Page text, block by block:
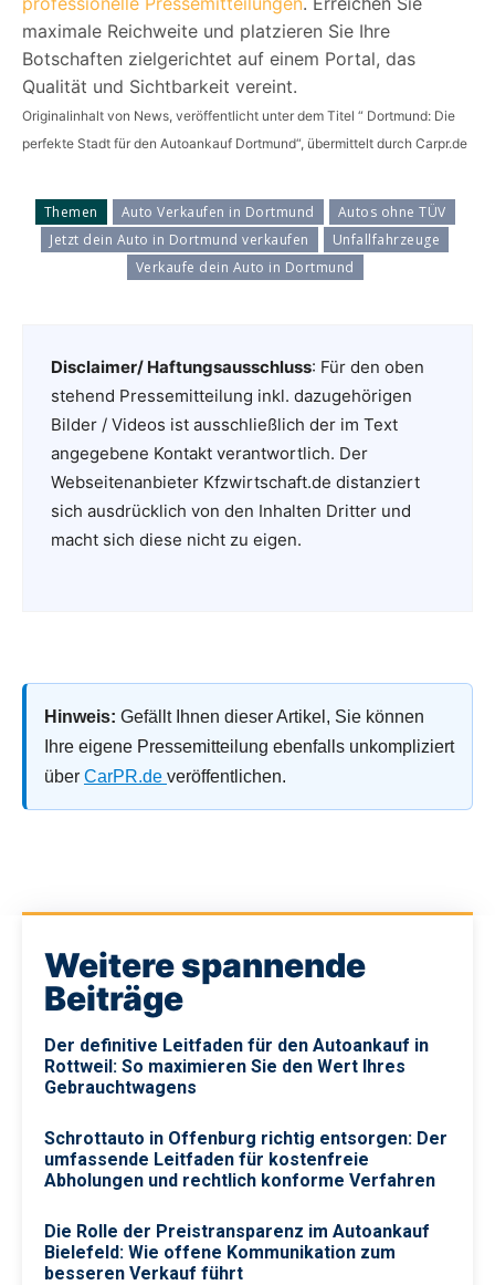
maximale Reichweite und platzieren Sie Ihre
Botschaften zielgerichtet auf einem Portal, das
Qualität und Sichtbarkeit vereint.
Originalinhalt von News, veröffentlicht unter dem Titel “ Dortmund: Die
perfekte Stadt für den Autoankauf Dortmund“, übermittelt durch Carpr.de
Themen Auto Verkaufen in Dortmund
Autos ohne TÜV
Jetzt dein Auto in Dortmund verkaufen
Unfallfahrzeuge
Verkaufe dein Auto in Dortmund
Disclaimer/ Haftungsausschluss: Für den oben
stehend Pressemitteilung inkl. dazugehörigen
Bilder / Videos ist ausschließlich der im Text
angegebene Kontakt verantwortlich. Der
Webseitenanbieter Kfzwirtschaft.de distanziert
sich ausdrücklich von den Inhalten Dritter und
macht sich diese nicht zu eigen.
Hinweis: Gefällt Ihnen dieser Artikel, Sie können
Ihre eigene Pressemitteilung ebenfalls unkompliziert
über CarPR.de veröffentlichen.
Weitere spannende
Beiträge
Der definitive Leitfaden für den Autoankauf in
Rottweil: So maximieren Sie den Wert Ihres
Gebrauchtwagens
Schrottauto in Offenburg richtig entsorgen: Der
umfassende Leitfaden für kostenfreie
Abholungen und rechtlich konforme Verfahren
Die Rolle der Preistransparenz im Autoankauf
Bielefeld: Wie offene Kommunikation zum
besseren Verkauf führt